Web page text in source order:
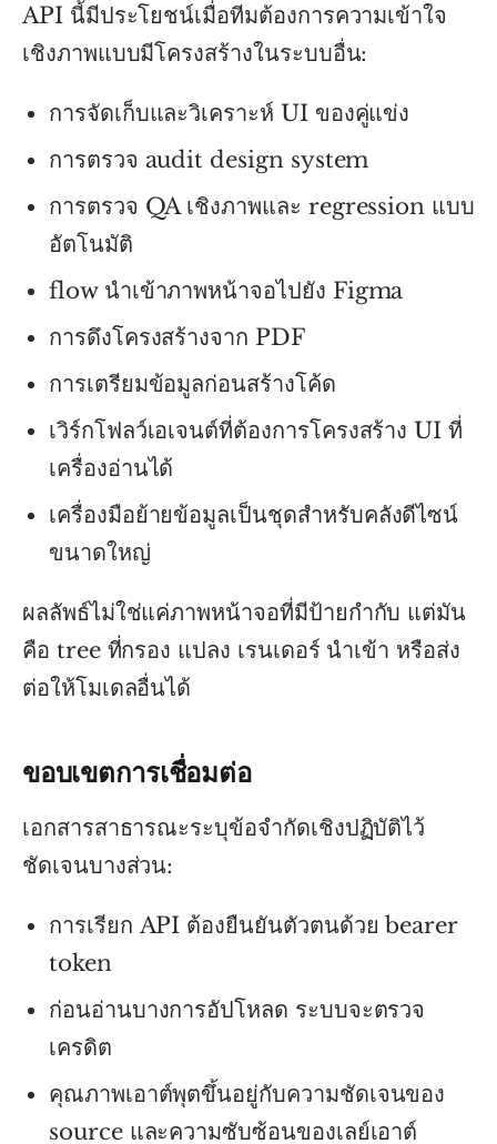
API นี้มีประโยชน์เมื่อทีมต้องการความเข้าใจ
เชิงภาพแบบมีโครงสร้างในระบบอื่น:
การจัดเก็บและวิเคราะห์ UI ของคู่แข่ง
การตรวจ audit design system
การตรวจ QA เชิงภาพและ regression แบบ
อัตโนมัติ
flow นำเข้าภาพหน้าจอไปยัง Figma
การดึงโครงสร้างจาก PDF
การเตรียมข้อมูลก่อนสร้างโค้ด
เวิร์กโฟลว์เอเจนต์ที่ต้องการโครงสร้าง UI ที่
เครื่องอ่านได้
เครื่องมือย้ายข้อมูลเป็นชุดสำหรับคลังดีไซน์
ขนาดใหญ่
ผลลัพธ์ไม่ใช่แค่ภาพหน้าจอที่มีป้ายกำกับ แต่มัน
คือ tree ที่กรอง แปลง เรนเดอร์ นำเข้า หรือส่ง
ต่อให้โมเดลอื่นได้
ขอบเขตการเชื่อมต่อ
เอกสารสาธารณะระบุข้อจำกัดเชิงปฏิบัติไว้
ชัดเจนบางส่วน:
การเรียก API ต้องยืนยันตัวตนด้วย bearer
token
ก่อนอ่านบางการอัปโหลด ระบบจะตรวจ
เครดิต
คุณภาพเอาต์พุตขึ้นอยู่กับความชัดเจนของ
source และความซับซ้อนของเลย์เอาต์